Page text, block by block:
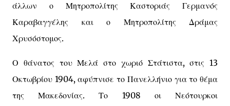
άλλων ο Μητροπολίτης Καστοριάς Γερμανός
Καραβαγγέλης και ο Μητροπολίτης Δράμας
Χρυσόστομος.
Ο θάνατος του Μελά στο χωριό Στάτιστα, στις 13
Οκτωβρίου 1904, αφύπνισε το Πανελλήνιο για το θέμα
της Μακεδονίας. Το 1908 οι Νεότουρκοι